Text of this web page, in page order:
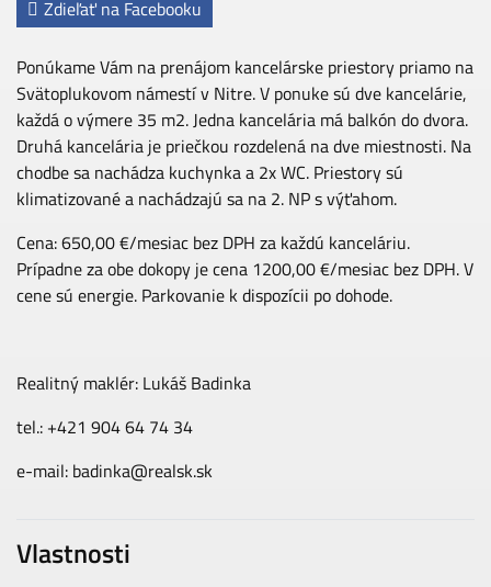
Zdieľať na Facebooku
Ponúkame Vám na prenájom kancelárske priestory priamo na
Svätoplukovom námestí v Nitre. V ponuke sú dve kancelárie,
každá o výmere 35 m2. Jedna kancelária má balkón do dvora.
Druhá kancelária je priečkou rozdelená na dve miestnosti. Na
chodbe sa nachádza kuchynka a 2x WC. Priestory sú
klimatizované a nachádzajú sa na 2. NP s výťahom.
Cena: 650,00 €/mesiac bez DPH za každú kanceláriu.
Prípadne za obe dokopy je cena 1200,00 €/mesiac bez DPH. V
cene sú energie. Parkovanie k dispozícii po dohode.
Realitný maklér: Lukáš Badinka
tel.: +421 904 64 74 34
e-mail: badinka@realsk.sk
Vlastnosti